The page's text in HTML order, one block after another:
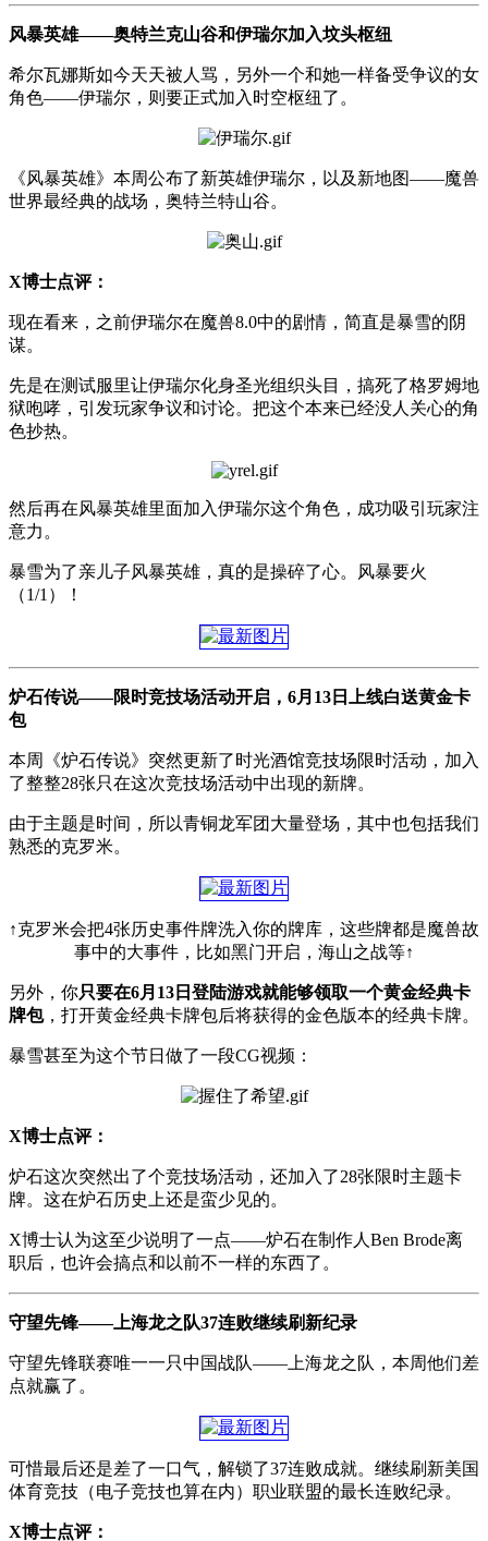
风暴英雄——奥特兰克山谷和伊瑞尔加入坟头枢纽
希尔瓦娜斯如今天天被人骂，另外一个和她一样备受争议的女
角色——伊瑞尔，则要正式加入时空枢纽了。
《风暴英雄》本周公布了新英雄伊瑞尔，以及新地图——魔兽
世界最经典的战场，奥特兰特山谷。
X博士点评：
现在看来，之前伊瑞尔在魔兽8.0中的剧情，简直是暴雪的阴
谋。
先是在测试服里让伊瑞尔化身圣光组织头目，搞死了格罗姆地
狱咆哮，引发玩家争议和讨论。把这个本来已经没人关心的角
色抄热。
然后再在风暴英雄里面加入伊瑞尔这个角色，成功吸引玩家注
意力。
暴雪为了亲儿子风暴英雄，真的是操碎了心。风暴要火
（1/1）！
炉石传说——限时竞技场活动开启，6月13日上线白送黄金卡
包
本周《炉石传说》突然更新了时光酒馆竞技场限时活动，加入
了整整28张只在这次竞技场活动中出现的新牌。
由于主题是时间，所以青铜龙军团大量登场，其中也包括我们
熟悉的克罗米。
↑克罗米会把4张历史事件牌洗入你的牌库，这些牌都是魔兽故
事中的大事件，比如黑门开启，海山之战等↑
另外，你只要在6月13日登陆游戏就能够领取一个黄金经典卡
牌包，打开黄金经典卡牌包后将获得的金色版本的经典卡牌。
暴雪甚至为这个节日做了一段CG视频：
X博士点评：
炉石这次突然出了个竞技场活动，还加入了28张限时主题卡
牌。这在炉石历史上还是蛮少见的。
X博士认为这至少说明了一点——炉石在制作人Ben Brode离
职后，也许会搞点和以前不一样的东西了。
守望先锋——上海龙之队37连败继续刷新纪录
守望先锋联赛唯一一只中国战队——上海龙之队，本周他们差
点就赢了。
可惜最后还是差了一口气，解锁了37连败成就。继续刷新美国
体育竞技（电子竞技也算在内）职业联盟的最长连败纪录。
X博士点评：